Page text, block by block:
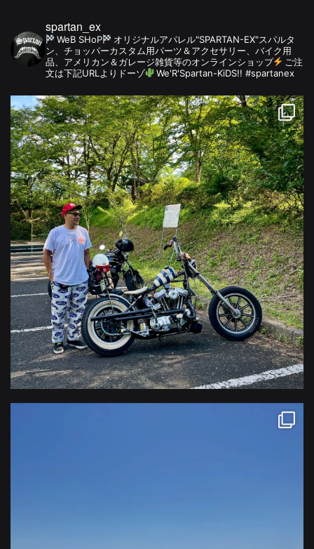
spartan_ex
WeB SHoP
オリジナルアパレル"SPARTAN-EX"スパルタ
ン、チョッパーカスタム用パーツ＆アクセサリー、バイク用
品、アメリカン＆ガレージ雑貨等のオンラインショップ
ご注
文は下記URLよりドーゾ
We'R'Spartan-KiDS!! #spartanex